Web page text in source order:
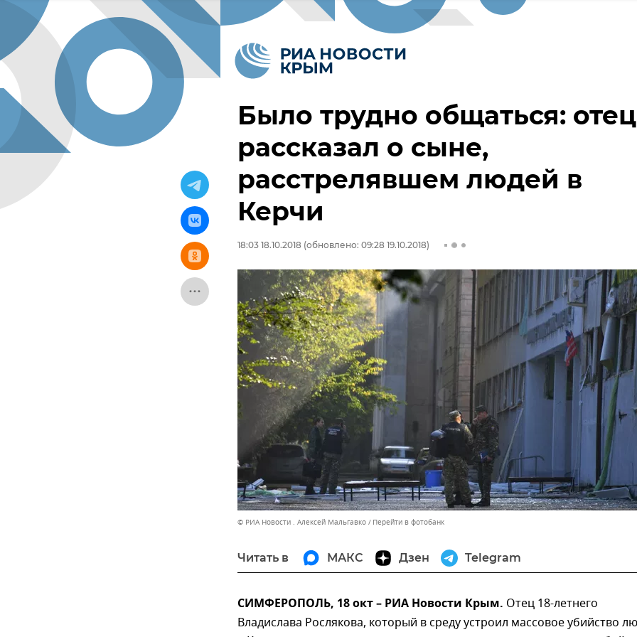
Было трудно общаться: отец
рассказал о сыне,
расстрелявшем людей в
Керчи
18:03 18.10.2018 (обновлено: 09:28 19.10.2018)
© РИА Новости . Алексей Мальгавко Перейти в фотобанк
Читать в МАКС Дзен Telegram
СИМФЕРОПОЛЬ, 18 окт – РИА Новости Крым. Отец 18-летнего
Владислава Рослякова, который в среду устроил массовое убийство